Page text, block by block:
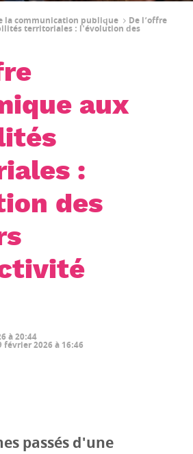
la communication publique De l’offre
territoriales : l'évolution des
aux
:
des
à 20:44
février 2026 à 16:46
passés d'une